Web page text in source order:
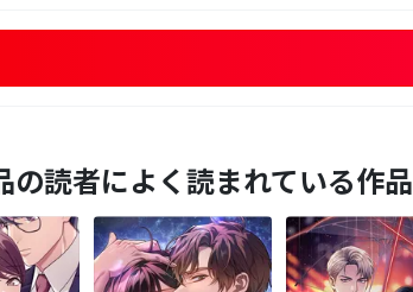
の読者によく読まれている作品